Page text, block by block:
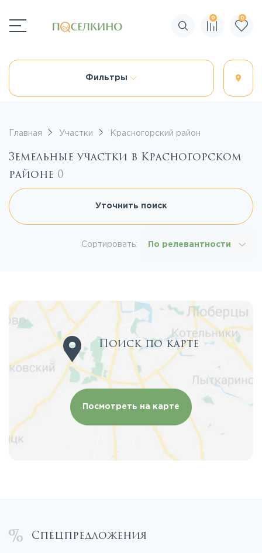
Поиск по сайту
0 0
Фильтры
Главная Участки Красногорский район
Земельные участки в Красногорском
районе 0
Уточнить поиск
Сортировать: По релевантности
Поиск по карте
Посмотреть на карте
Спецпредложения